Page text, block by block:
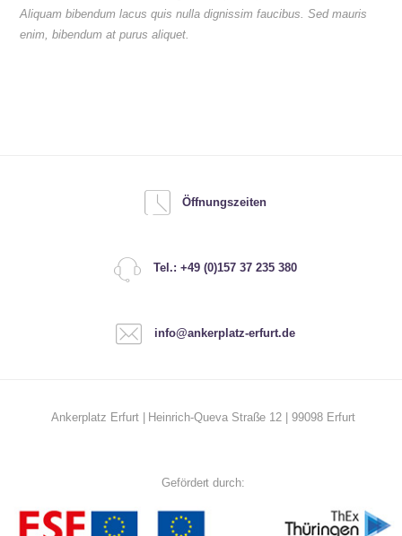
Aliquam bibendum lacus quis nulla dignissim faucibus. Sed mauris
enim, bibendum at purus aliquet.
Öffnungszeiten
Tel.: +49 (0)157 37 235 380
info@ankerplatz-erfurt.de
Ankerplatz Erfurt | Heinrich-Queva Straße 12 | 99098 Erfurt
Gefördert durch: